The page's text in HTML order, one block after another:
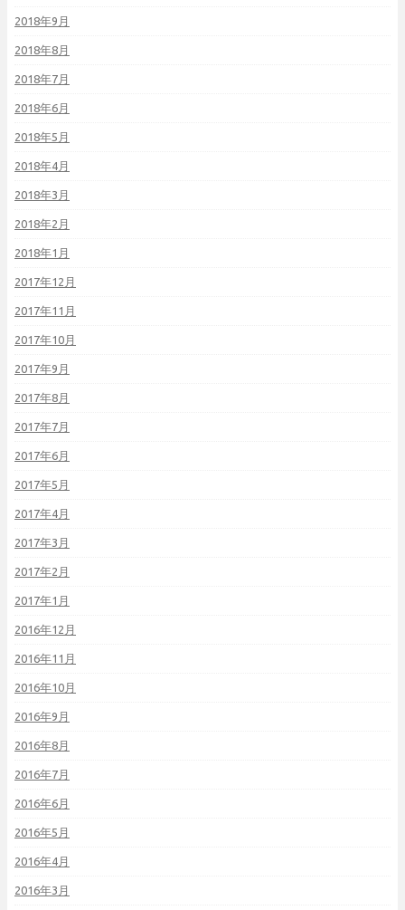
2018年9月
2018年8月
2018年7月
2018年6月
2018年5月
2018年4月
2018年3月
2018年2月
2018年1月
2017年12月
2017年11月
2017年10月
2017年9月
2017年8月
2017年7月
2017年6月
2017年5月
2017年4月
2017年3月
2017年2月
2017年1月
2016年12月
2016年11月
2016年10月
2016年9月
2016年8月
2016年7月
2016年6月
2016年5月
2016年4月
2016年3月